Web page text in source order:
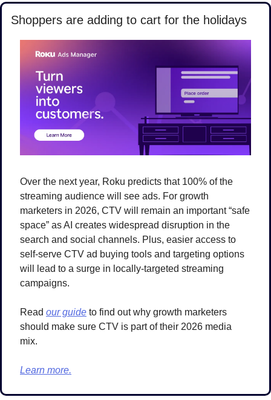
Shoppers are adding to cart for the holidays
Over the next year, Roku predicts that 100% of the
streaming audience will see ads. For growth
marketers in 2026, CTV will remain an important “safe
space” as AI creates widespread disruption in the
search and social channels. Plus, easier access to
self-serve CTV ad buying tools and targeting options
will lead to a surge in locally-targeted streaming
campaigns.
Read our guide to find out why growth marketers
should make sure CTV is part of their 2026 media
mix.
Learn more.